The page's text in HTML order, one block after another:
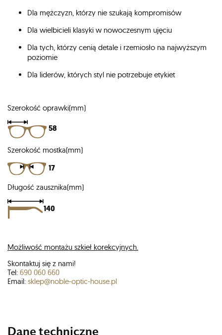
Dla mężczyzn, którzy nie szukają kompromisów
Dla wielbicieli klasyki w nowoczesnym ujęciu
Dla tych, którzy cenią detale i rzemiosło na najwyższym
poziomie
Dla liderów, których styl nie potrzebuje etykiet
Szerokość oprawki(mm)
58
Szerokość mostka(mm)
17
Długość zausznika(mm)
140
Możliwość montażu szkieł korekcyjnych.
Skontaktuj się z nami!
Tel: 690 060 660
Email: sklep@noble-optic-house.pl
Dane techniczne